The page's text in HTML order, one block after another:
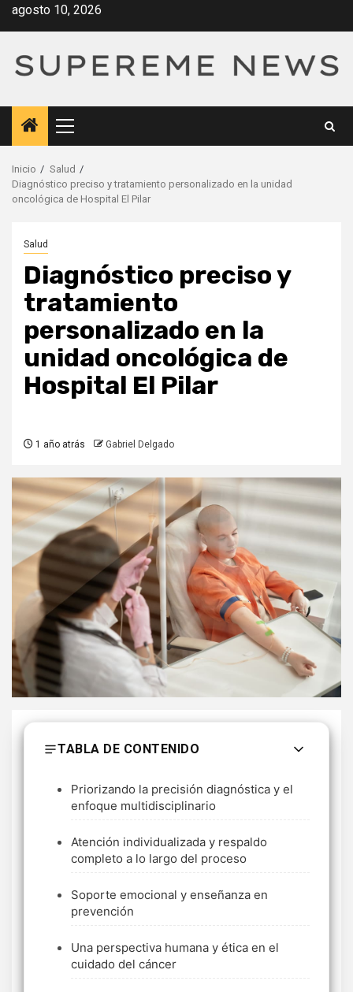
Saltar
agosto 10, 2026
Menú
principal
Inicio
Salud
Diagnóstico preciso y tratamiento personalizado en la unidad
oncológica de Hospital El Pilar
Salud
Diagnóstico preciso y
tratamiento
personalizado en la
unidad oncológica de
Hospital El Pilar
1 año atrás Gabriel Delgado
TABLA DE CONTENIDO
Priorizando la precisión diagnóstica y el
enfoque multidisciplinario
Atención individualizada y respaldo
completo a lo largo del proceso
Soporte emocional y enseñanza en
prevención
Una perspectiva humana y ética en el
cuidado del cáncer